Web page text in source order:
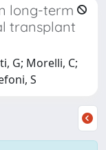
long-term
transplant
G; Morelli, C;
S